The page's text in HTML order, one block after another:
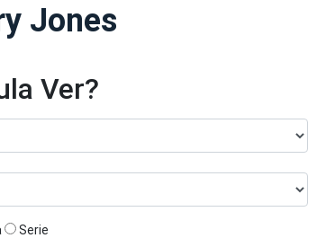
Jones
Ver?
Serie